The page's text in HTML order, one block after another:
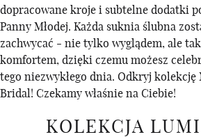
dopracowane kroje i subtelne dodatki
Panny Młodej. Każda suknia ślubna
zachwycać - nie tylko wyglądem, ale
komfortem, dzięki czemu możesz
tego niezwykłego dnia. Odkryj kolekcję
Bridal! Czekamy właśnie na Ciebie!
KOLEKCJA